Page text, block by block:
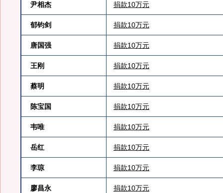
尹相杰 捐款10万元
郁钧剑 捐款10万元
唐国强 捐款10万元
王刚 捐款10万元
蔡明 捐款10万元
陈宝国 捐款10万元
韦唯 捐款10万元
岳红 捐款10万元
李琼 捐款10万元
廖昌永 捐款10万元